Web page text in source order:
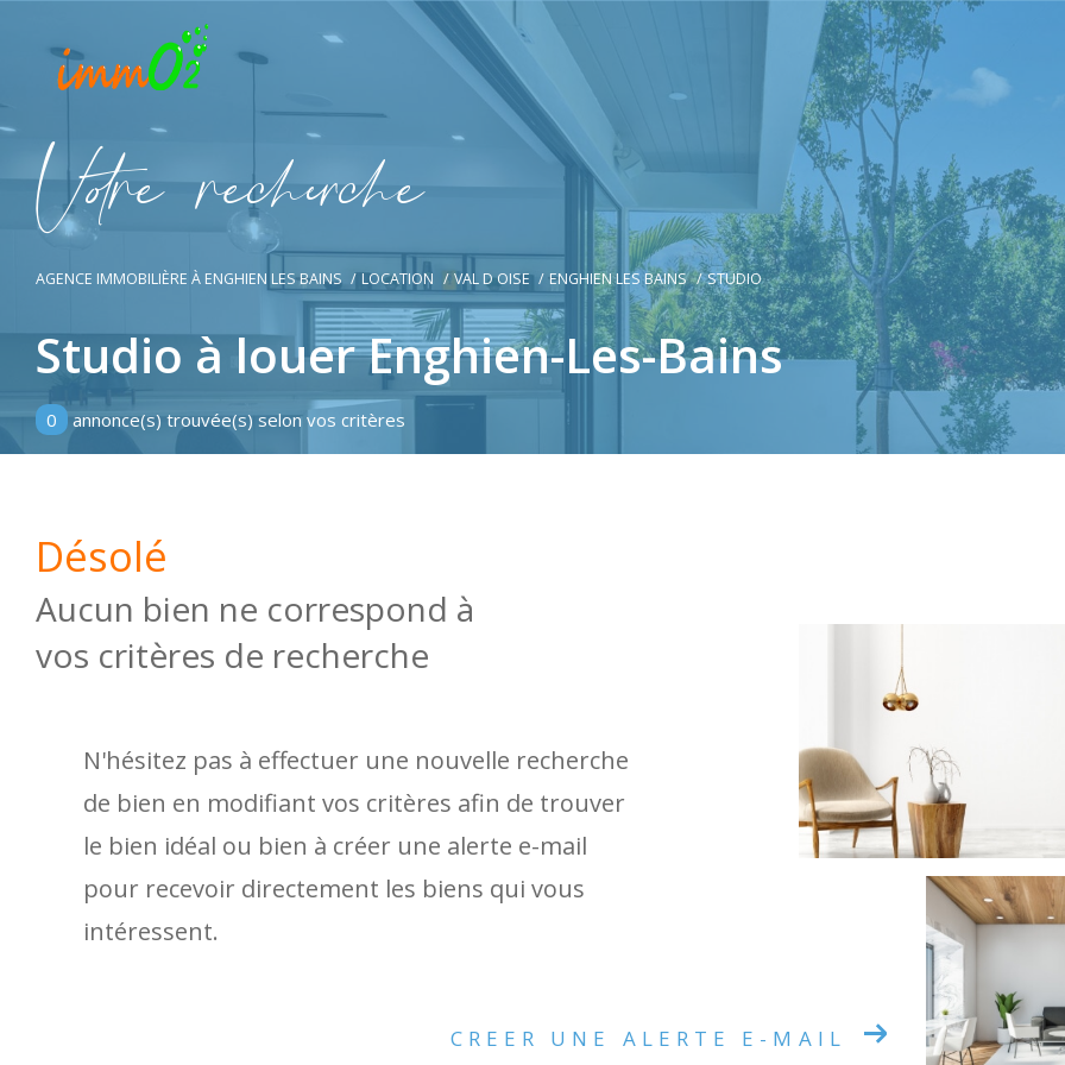
Vore recece
AGENCE IMMOBILIÈRE À ENGHIEN LES BAINS LOCATION VAL D OISE ENGHIEN LES BAINS STUDIO
Studio à louer Enghien-Les-Bains
0 annonce(s) trouvée(s) selon vos critères
Désolé
Aucun bien ne correspond à
vos critères de recherche
N'hésitez pas à effectuer une nouvelle recherche
de bien en modifiant vos critères afin de trouver
le bien idéal ou bien à créer une alerte e-mail
pour recevoir directement les biens qui vous
intéressent.
CREER UNE ALERTE E-MAIL